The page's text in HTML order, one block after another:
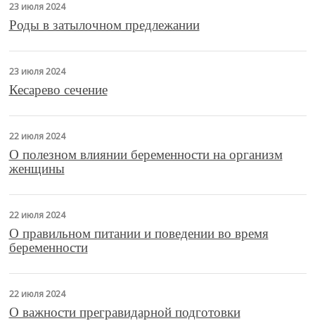
23 июля 2024
Роды в затылочном предлежании
23 июля 2024
Кесарево сечение
22 июля 2024
О полезном влиянии беременности на организм
женщины
22 июля 2024
О правильном питании и поведении во время
беременности
22 июля 2024
О важности прегравидарной подготовки